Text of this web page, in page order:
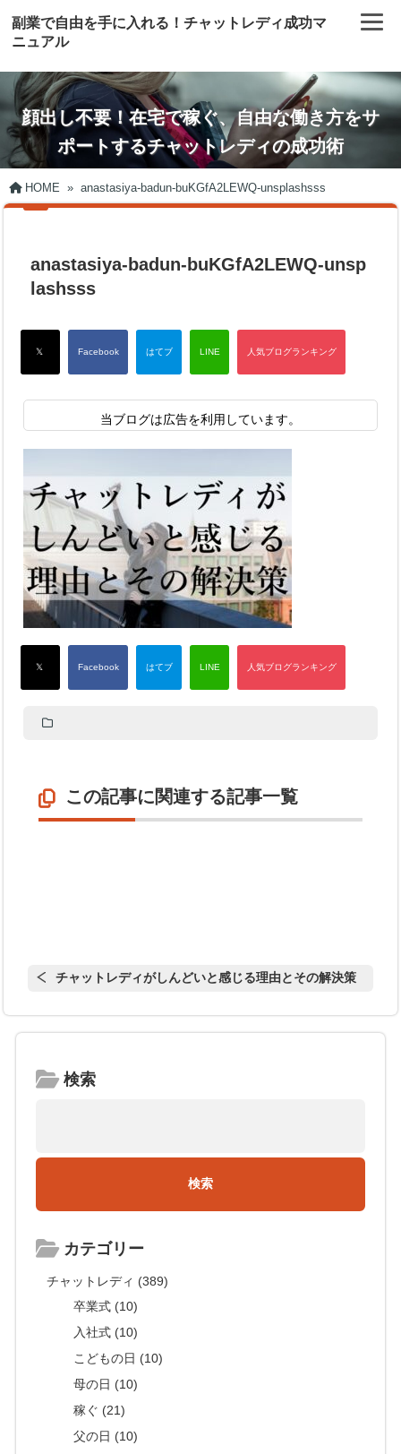
副業で自由を手に入れる！チャットレディ成功マ
ニュアル
顔出し不要！在宅で稼ぐ、自由な働き方をサ
ポートするチャットレディの成功術
HOME » anastasiya-badun-buKGfA2LEWQ-unsplashsss
anastasiya-badun-buKGfA2LEWQ-unsp
lashsss
当ブログは広告を利用しています。
この記事に関連する記事一覧
チャットレディがしんどいと感じる理由とその解決策
検索
カテゴリー
チャットレディ (389)
卒業式 (10)
入社式 (10)
こどもの日 (10)
母の日 (10)
稼ぐ (21)
父の日 (10)